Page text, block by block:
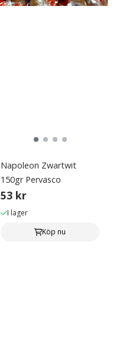
Napoleon Zwartwit
150gr Pervasco
53 kr
I lager
Köp nu